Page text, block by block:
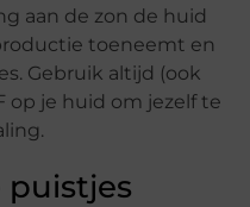
aan de zon de huid
toeneemt en
Gebruik altijd (ook
op je huid om jezelf te
puistjes